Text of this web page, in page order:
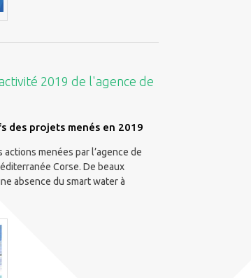
2019 de l'agence de
des projets menés en 2019
actions menées par l’agence de
Corse. De beaux
absence du smart water à